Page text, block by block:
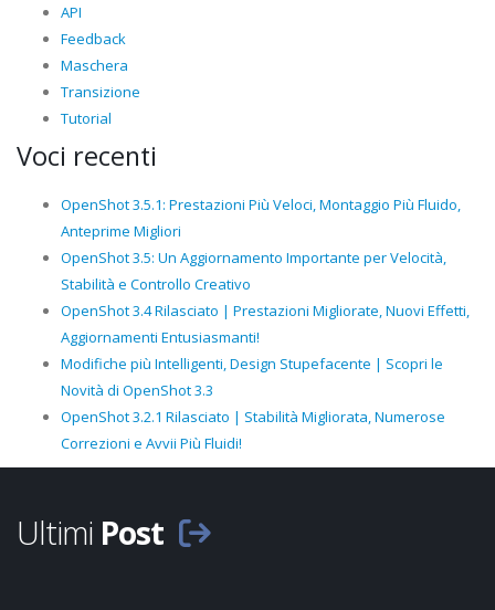
API
Feedback
Maschera
Transizione
Tutorial
Voci recenti
OpenShot 3.5.1: Prestazioni Più Veloci, Montaggio Più Fluido,
Anteprime Migliori
OpenShot 3.5: Un Aggiornamento Importante per Velocità,
Stabilità e Controllo Creativo
OpenShot 3.4 Rilasciato | Prestazioni Migliorate, Nuovi Effetti,
Aggiornamenti Entusiasmanti!
Modifiche più Intelligenti, Design Stupefacente | Scopri le
Novità di OpenShot 3.3
OpenShot 3.2.1 Rilasciato | Stabilità Migliorata, Numerose
Correzioni e Avvii Più Fluidi!
Ultimi Post